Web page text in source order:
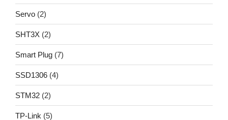
Servo (2)
SHT3X (2)
Smart Plug (7)
SSD1306 (4)
STM32 (2)
TP-Link (5)